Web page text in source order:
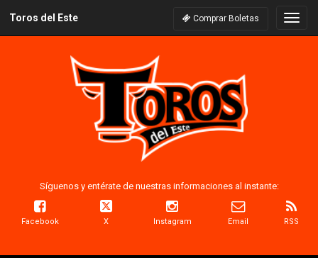
Toros del Este Comprar Boletas
Síguenos y entérate de nuestras informaciones al instante:
Facebook X Instagram Email RSS